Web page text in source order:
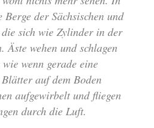
der Sächsischen und
die sich wie Zylinder in der
Äste wehen und schlagen
wenn gerade eine
auf dem Boden
aufgewirbelt und fliegen
durch die Luft.